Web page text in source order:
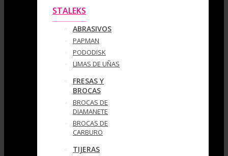
STALEKS
ABRASIVOS
PAPMAN
PODODISK
LIMAS DE UÑAS
FRESAS Y
BROCAS
BROCAS DE
DIAMANETE
BROCAS DE
CARBURO
TIJERAS